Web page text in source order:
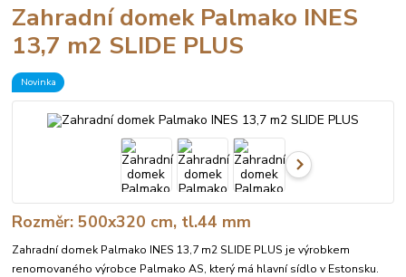
Zahradní domek Palmako INES
13,7 m2 SLIDE PLUS
Novinka
Rozměr: 500x320 cm, tl.44 mm
Zahradní domek Palmako INES 13,7 m2 SLIDE PLUS je výrobkem
renomovaného výrobce Palmako AS, který má hlavní sídlo v Estonsku.